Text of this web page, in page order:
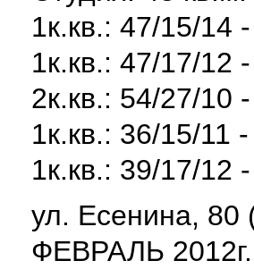
1к.кв.: 47/15/14
1к.кв.: 47/17/12
2к.кв.: 54/27/10
1к.кв.: 36/15/11
1к.кв.: 39/17/12
ул. Есенина, 80
ФЕВРАЛЬ 2012г.